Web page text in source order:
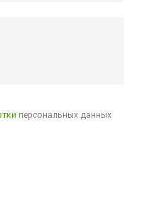
персональных данных